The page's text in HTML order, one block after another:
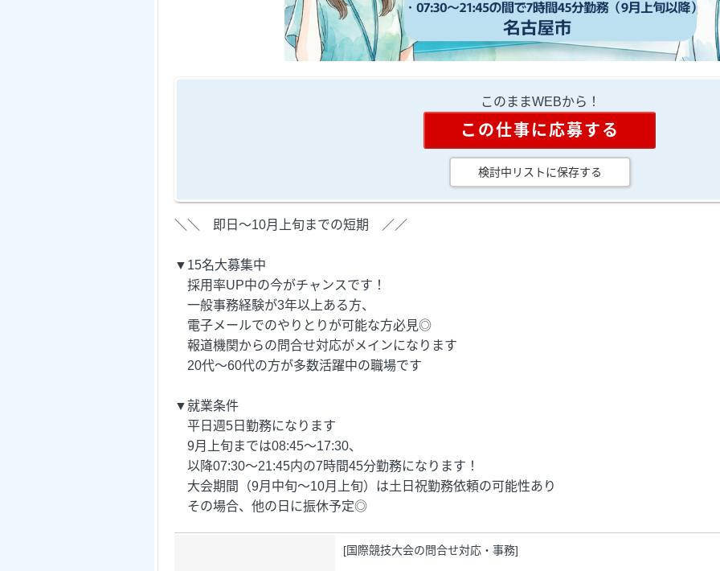
このままWEBから！
この仕事に応募する
検討中リストに保存する
＼＼ 即日～10月上旬までの短期 ／／
▼15名大募集中
採用率UP中の今がチャンスです！
一般事務経験が3年以上ある方、
電子メールでのやりとりが可能な方必見◎
報道機関からの問合せ対応がメインになります
20代～60代の方が多数活躍中の職場です
▼就業条件
平日週5日勤務になります
9月上旬までは08:45～17:30、
以降07:30～21:45内の7時間45分勤務になります！
大会期間（9月中旬～10月上旬）は土日祝勤務依頼の可能性あり
その場合、他の日に振休予定◎
[国際競技大会の問合せ対応・事務]